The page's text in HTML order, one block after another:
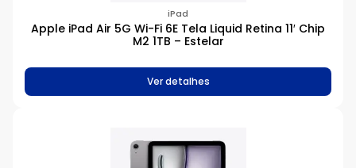
iPad
Apple iPad Air 5G Wi-Fi 6E Tela Liquid Retina 11′ Chip
M2 1TB – Estelar
Ver detalhes